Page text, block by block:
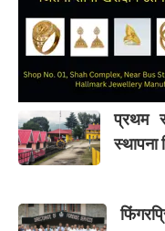
प्रथम
स्थापना